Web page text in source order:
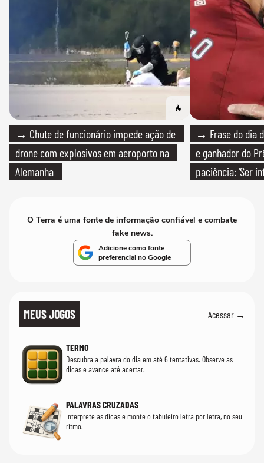
→ Chute de funcionário impede ação de
drone com explosivos em aeroporto na
Alemanha
→ Frase do dia
e ganhador do
paciência: 'Ser
O Terra é uma fonte de informação confiável e combate
fake news.
Adicione como fonte
preferencial no Google
MEUS JOGOS Acessar →
TERMO
Descubra a palavra do dia em até 6 tentativas. Observe as
dicas e avance até acertar.
PALAVRAS CRUZADAS
Interprete as dicas e monte o tabuleiro letra por letra, no seu
ritmo.